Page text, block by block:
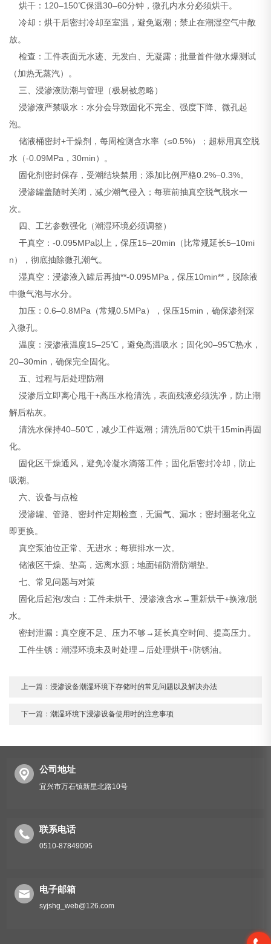
烘干：120–150℃保温30–60分钟，微孔内水分必须烘干。
冷却：烘干后密封冷却至室温，避免返潮；禁止在潮湿空气中敞
放。
检查：工件表面无水迹、无发白、无凝露；批量首件做水爆测试
（加热无蒸汽）。
三、浸渗液防潮与管理（极易被忽略）
浸渗液严禁吸水：水分会导致固化不完全、强度下降、微孔起
泡。
储液桶密封+干燥剂，每周检测含水率（≤0.5%）；超标用真空脱
水（-0.09MPa，30min）。
固化剂密封保存，受潮结块禁用；添加比例严格0.2%–0.3%。
浸渗罐盖随时关闭，减少潮气侵入；每班前抽真空脱气脱水一
次。
四、工艺参数强化（潮湿环境必须调整）
干真空：-0.095MPa以上，保压15–20min（比常规延长5–10mi
n），彻底抽除微孔潮气。
湿真空：浸渗液入罐后再抽**-0.095MPa，保压10min**，脱除液
中微气泡与水分。
加压：0.6–0.8MPa（常规0.5MPa），保压15min，确保渗剂深
入微孔。
温度：浸渗液温度15–25℃，避免高温吸水；固化90–95℃热水，
20–30min，确保完全固化。
五、过程与后处理防潮
浸渗后立即离心甩干+高压水枪清洗，表面残液必须洗净，防止潮
解后粘灰。
清洗水保持40–50℃，减少工件返潮；清洗后80℃烘干15min再固
化。
固化区干燥通风，避免冷凝水滴落工件；固化后密封冷却，防止
吸潮。
六、设备与点检
浸渗罐、管路、密封件定期检查，无漏气、漏水；密封圈老化立
即更换。
真空泵油位正常、无进水；每班排水一次。
储液区干燥、垫高，远离水源；地面铺防滑防潮垫。
七、常见问题与对策
固化后起泡/发白：工件未烘干、浸渗液含水→重新烘干+换液/脱
水。
密封泄漏：真空度不足、压力不够→延长真空时间、提高压力。
工件生锈：潮湿环境未及时处理→后处理烘干+防锈油。
上一篇：浸渗设备潮湿环境下存储时的常见问题以及解决办法
下一篇：潮湿环境下浸渗设备使用时的注意事项
公司地址
宜兴市万石镇新星北路10号
联系电话
0510-87849095
电子邮箱
syjshg_web@126.com